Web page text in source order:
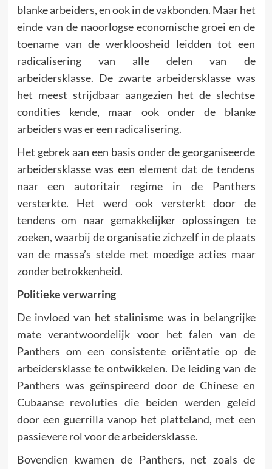
blanke arbeiders, en ook in de vakbonden. Maar het
einde van de naoorlogse economische groei en de
toename van de werkloosheid leidden tot een
radicalisering van alle delen van de
arbeidersklasse. De zwarte arbeidersklasse was
het meest strijdbaar aangezien het de slechtse
condities kende, maar ook onder de blanke
arbeiders was er een radicalisering.
Het gebrek aan een basis onder de georganiseerde
arbeidersklasse was een element dat de tendens
naar een autoritair regime in de Panthers
versterkte. Het werd ook versterkt door de
tendens om naar gemakkelijker oplossingen te
zoeken, waarbij de organisatie zichzelf in de plaats
van de massa’s stelde met moedige acties maar
zonder betrokkenheid.
Politieke verwarring
De invloed van het stalinisme was in belangrijke
mate verantwoordelijk voor het falen van de
Panthers om een consistente oriëntatie op de
arbeidersklasse te ontwikkelen. De leiding van de
Panthers was geïnspireerd door de Chinese en
Cubaanse revoluties die beiden werden geleid
door een guerrilla vanop het platteland, met een
passievere rol voor de arbeidersklasse.
Bovendien kwamen de Panthers, net zoals de